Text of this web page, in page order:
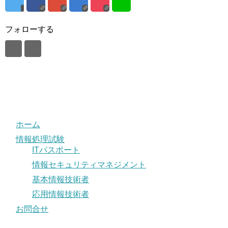
フォローする
ホーム
情報処理試験
ITパスポート
情報セキュリティマネジメント
基本情報技術者
応用情報技術者
お問合せ